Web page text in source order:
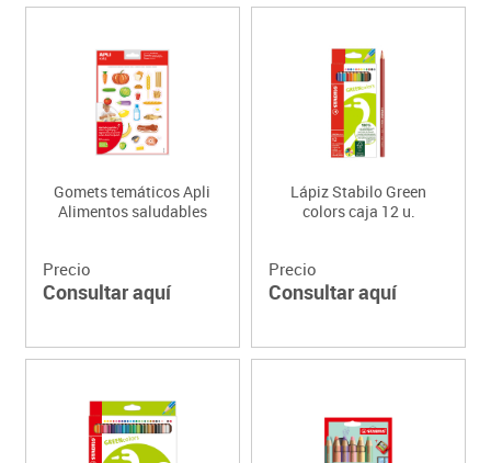
Gomets temáticos Apli
Alimentos saludables
Precio
Consultar aquí
Lápiz Stabilo Green
colors caja 12 u.
Precio
Consultar aquí